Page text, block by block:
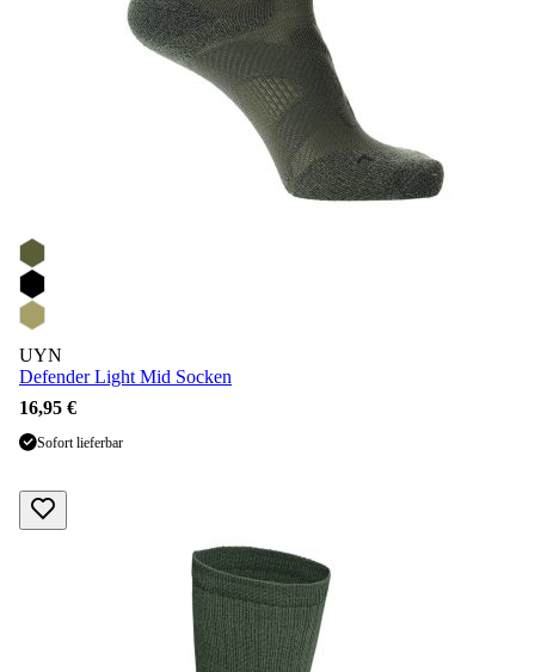
UYN
Defender Light Mid Socken
16,95 €
Sofort lieferbar